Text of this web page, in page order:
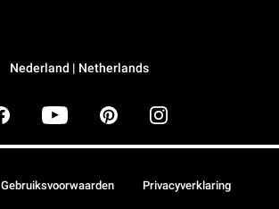
Nederland | Netherlands
Gebruiksvoorwaarden Privacyverklaring